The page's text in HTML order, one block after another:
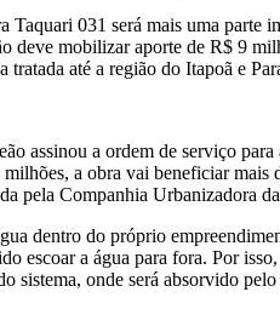
031 será mais uma
deve mobilizar aporte de R$ 9
até a região do Itapoã e
assinou a ordem de serviço
a obra vai beneficiar
pela Companhia Urbanizadora
dentro do próprio
escoar a água para fora. Por
sistema, onde será absorvido